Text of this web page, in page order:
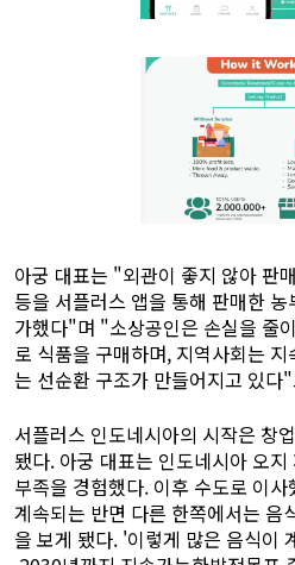
아궁 대표는 "외관이 좋지 않아 판
등을 서플러스 앱을 통해 판매한
가했다"며 "소상공인은 손실을 줄
로 식품을 구매하며, 지역사회는
는 선순환 구조가 만들어지고 있다
서플러스 인도네시아의 시작은 창
됐다. 아궁 대표는 인도네시아 오
부족을 경험했다. 이후 수도로 이
계속되는 반면 다른 한쪽에서는 음
을 보게 됐다. '이렇게 많은 음식이